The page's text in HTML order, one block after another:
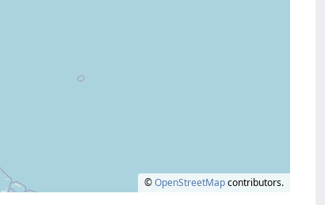
©OpenStreetMapcontributors.